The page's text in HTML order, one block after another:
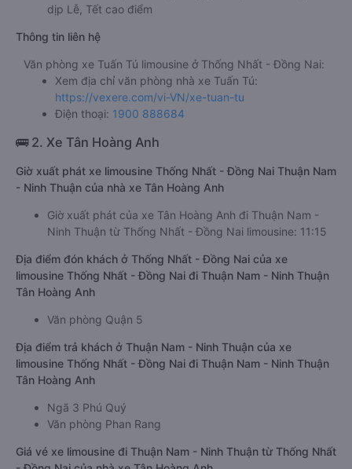
dịp Lễ, Tết cao điểm
Thông tin liên hệ
Văn phòng xe Tuấn Tú limousine ở Thống Nhất - Đồng Nai:
Xem địa chỉ văn phòng nhà xe Tuấn Tú:
https://vexere.com/vi-VN/xe-tuan-tu
Điện thoại: 1900 888684
🚌 2. Xe Tân Hoàng Anh
Giờ xuất phát xe limousine Thống Nhất - Đồng Nai Thuận Nam
- Ninh Thuận của nhà xe Tân Hoàng Anh
Giờ xuất phát của xe Tân Hoàng Anh đi Thuận Nam -
Ninh Thuận từ Thống Nhất - Đồng Nai limousine: 11:15
Địa điểm đón khách ở Thống Nhất - Đồng Nai của xe
limousine Thống Nhất - Đồng Nai đi Thuận Nam - Ninh Thuận
Tân Hoàng Anh
Văn phòng Quận 5
Địa điểm trả khách ở Thuận Nam - Ninh Thuận của xe
limousine Thống Nhất - Đồng Nai đi Thuận Nam - Ninh Thuận
Tân Hoàng Anh
Ngã 3 Phú Quý
Văn phòng Phan Rang
Giá vé xe limousine đi Thuận Nam - Ninh Thuận từ Thống Nhất